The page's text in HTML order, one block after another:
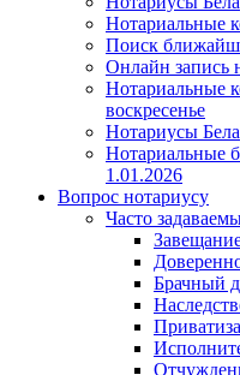
Нотариальные
Поиск
Онлайн запись
Нотариальные
воскресенье
Нотариусы
Нотариальные
1.01.2026
Вопрос нотариусу
Часто
Брачный